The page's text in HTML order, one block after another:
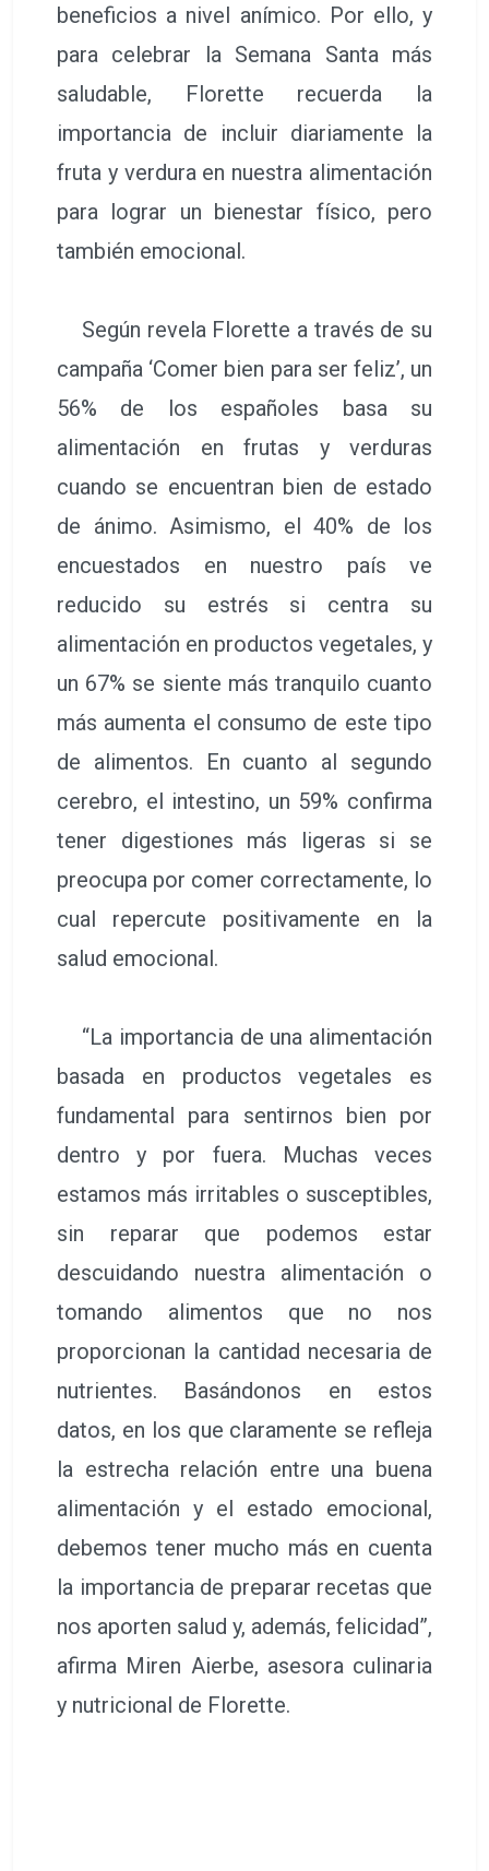
beneficios a nivel anímico. Por ello, y
para celebrar la Semana Santa más
saludable, Florette recuerda la
importancia de incluir diariamente la
fruta y verdura en nuestra alimentación
para lograr un bienestar físico, pero
también emocional.
Según revela Florette a través de su
campaña ‘Comer bien para ser feliz’, un
56% de los españoles basa su
alimentación en frutas y verduras
cuando se encuentran bien de estado
de ánimo. Asimismo, el 40% de los
encuestados en nuestro país ve
reducido su estrés si centra su
alimentación en productos vegetales, y
un 67% se siente más tranquilo cuanto
más aumenta el consumo de este tipo
de alimentos. En cuanto al segundo
cerebro, el intestino, un 59% confirma
tener digestiones más ligeras si se
preocupa por comer correctamente, lo
cual repercute positivamente en la
salud emocional.
“La importancia de una alimentación
basada en productos vegetales es
fundamental para sentirnos bien por
dentro y por fuera. Muchas veces
estamos más irritables o susceptibles,
sin reparar que podemos estar
descuidando nuestra alimentación o
tomando alimentos que no nos
proporcionan la cantidad necesaria de
nutrientes. Basándonos en estos
datos, en los que claramente se refleja
la estrecha relación entre una buena
alimentación y el estado emocional,
debemos tener mucho más en cuenta
la importancia de preparar recetas que
nos aporten salud y, además, felicidad”,
afirma Miren Aierbe, asesora culinaria
y nutricional de Florette.